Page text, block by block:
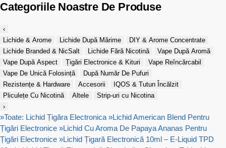
Categoriile Noastre De Produse
‹
Lichide & Arome
Lichide După Mărime
DIY & Arome Concentrate
Lichide Branded & NicSalt
Lichide Fără Nicotină
Vape După Aromă
Vape După Aspect
Țigări Electronice & Kituri
Vape Reîncărcabil
Vape De Unică Folosință
După Număr De Pufuri
Rezistențe & Hardware
Accesorii
IQOS & Tutun Încălzit
Pliculețe Cu Nicotină
Altele
Strip-uri cu Nicotina
›
»Toate: Lichid Țigăra Electronica »Lichid American Blend Pentru
Țigări Electronice »Lichid Cu Aroma De Papaya Ananas Pentru
Țigări Electronice »Lichid Țigară Electronică 10ml – E-Liquid TPD